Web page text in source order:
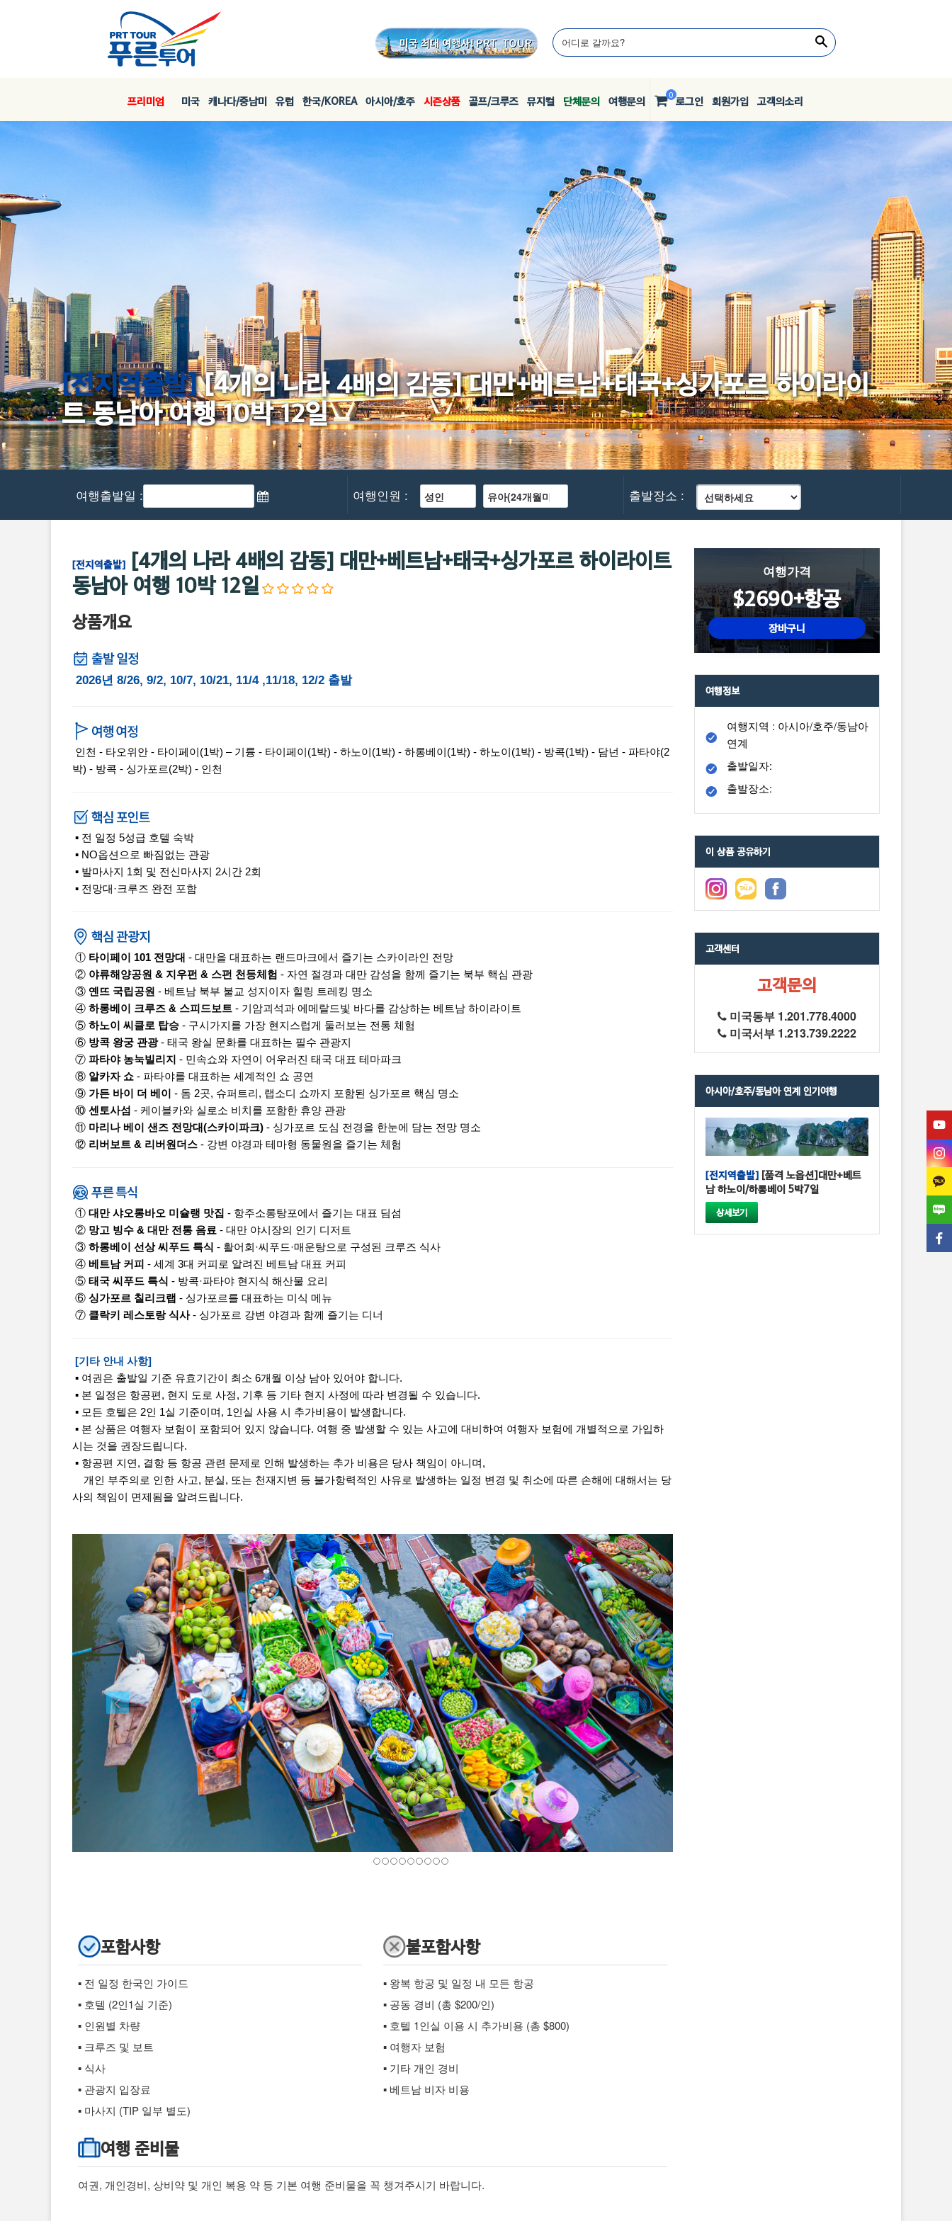
프리미엄 미국 캐나다/중남미 유럽 한국/KOREA 아시아/호주 시즌상품 골프/크루즈 뮤지컬 단체문의 여행문의 0 로그인 회원가입 고객의소리
[전지역출발][4개의 나라 4배의 감동] 대만+베트남+태국+싱가포르 하이라이
트 동남아 여행 10박 12일
여행출발일 : 여행인원 : 출발장소 :
[전지역출발] [4개의 나라 4배의 감동] 대만+베트남+태국+싱가포르 하이라이트
동남아 여행 10박 12일
상품개요
2026년 8/26, 9/2, 10/7, 10/21, 11/4 ,11/18, 12/2 출발
인천 - 타오위안 - 타이페이(1박) – 기륭 - 타이페이(1박) - 하노이(1박) - 하롱베이(1박) - 하노이(1박) - 방콕(1박) - 담넌 - 파타야(2
박) - 방콕 - 싱가포르(2박) - 인천
▪ 전 일정 5성급 호텔 숙박
▪ NO옵션으로 빠짐없는 관광
▪ 발마사지 1회 및 전신마사지 2시간 2회
▪ 전망대·크루즈 완전 포함
① 타이페이 101 전망대 - 대만을 대표하는 랜드마크에서 즐기는 스카이라인 전망
② 야류해양공원 & 지우펀 & 스펀 천등체험 - 자연 절경과 대만 감성을 함께 즐기는 북부 핵심 관광
③ 옌뜨 국립공원 - 베트남 북부 불교 성지이자 힐링 트레킹 명소
④ 하롱베이 크루즈 & 스피드보트 - 기암괴석과 에메랄드빛 바다를 감상하는 베트남 하이라이트
⑤ 하노이 씨클로 탑승 - 구시가지를 가장 현지스럽게 둘러보는 전통 체험
⑥ 방콕 왕궁 관광- 태국 왕실 문화를 대표하는 필수 관광지
⑦ 파타야 농눅빌리지 - 민속쇼와 자연이 어우러진 태국 대표 테마파크
⑧ 알카자 쇼 - 파타야를 대표하는 세계적인 쇼 공연
⑨ 가든 바이 더 베이
- 돔 2곳, 슈퍼트리, 랩소디 쇼까지 포함된 싱가포르 핵심 명소
⑩ 센토사섬 - 케이블카와 실로소 비치를 포함한 휴양 관광
⑪ 마리나 베이 샌즈 전망대(스카이파크) - 싱가포르 도심 전경을 한눈에 담는 전망 명소
⑫ 리버보트 & 리버원더스 - 강변 야경과 테마형 동물원을 즐기는 체험
① 대만 샤오롱바오 미슐랭 맛집 - 항주소롱탕포에서 즐기는 대표 딤섬
② 망고 빙수 & 대만 전통 음료 - 대만 야시장의 인기 디저트
③ 하롱베이 선상 씨푸드 특식 - 활어회·씨푸드·매운탕으로 구성된 크루즈 식사
④ 베트남 커피 - 세계 3대 커피로 알려진 베트남 대표 커피
⑤ 태국 씨푸드 특식 - 방콕·파타야 현지식 해산물 요리
⑥ 싱가포르 칠리크랩 - 싱가포르를 대표하는 미식 메뉴
⑦ 클락키 레스토랑 식사- 싱가포르 강변 야경과 함께 즐기는 디너
[기타 안내 사항]
▪ 여권은 출발일 기준 유효기간이 최소 6개월 이상 남아 있어야 합니다.
▪ 본 일정은 항공편, 현지 도로 사정, 기후 등 기타 현지 사정에 따라 변경될 수 있습니다.
▪ 모든 호텔은 2인 1실 기준이며, 1인실 사용 시 추가비용이 발생합니다.
▪ 본 상품은 여행자 보험이 포함되어 있지 않습니다. 여행 중 발생할 수 있는 사고에 대비하여 여행자 보험에 개별적으로 가입하
시는 것을 권장드립니다.
▪ 항공편 지연, 결항 등 항공 관련 문제로 인해 발생하는 추가 비용은 당사 책임이 아니며,
개인 부주의로 인한 사고, 분실, 또는 천재지변 등 불가항력적인 사유로 발생하는 일정 변경 및 취소에 따른 손해에 대해서는 당
사의 책임이 면제됨을 알려드립니다.
포함사항
▪ 전 일정 한국인 가이드
▪ 호텔 (2인1실 기준)
▪ 인원별 차량
▪ 크루즈 및 보트
▪ 식사
▪ 관광지 입장료
▪ 마사지 (TIP 일부 별도)
불포함사항
▪ 왕복 항공 및 일정 내 모든 항공
▪ 공동 경비 (총 $200/인)
▪ 호텔 1인실 이용 시 추가비용 (총 $800)
▪ 여행자 보험
▪ 기타 개인 경비
▪ 베트남 비자 비용
여행 준비물
여권, 개인경비, 상비약 및 개인 복용 약 등 기본 여행 준비물을 꼭 챙겨주시기 바랍니다.
여행가격
$2690+항공
장바구니
여행정보
여행지역 : 아시아/호주/동남아
연계
출발일자:
출발장소:
이 상품 공유하기
고객센터
고객문의
미국동부 1.201.778.4000
미국서부 1.213.739.2222
아시아/호주/동남아 연계 인기여행
[전지역출발][품격 노옵션]대만+베트
남 하노이/하롱베이 5박7일
상세보기